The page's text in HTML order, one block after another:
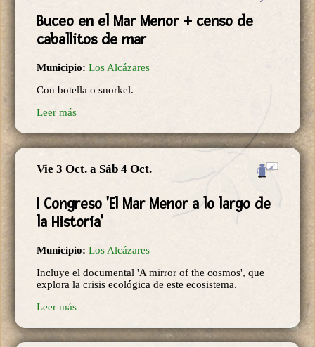
Buceo en el Mar Menor + censo de
caballitos de mar
Municipio: Los Alcázares
Con botella o snorkel.
Leer más
Vie 3 Oct. a Sáb 4 Oct.
I Congreso 'El Mar Menor a lo largo de
la Historia'
Municipio: Los Alcázares
Incluye el documental 'A mirror of the cosmos', que
explora la crisis ecológica de este ecosistema.
Leer más